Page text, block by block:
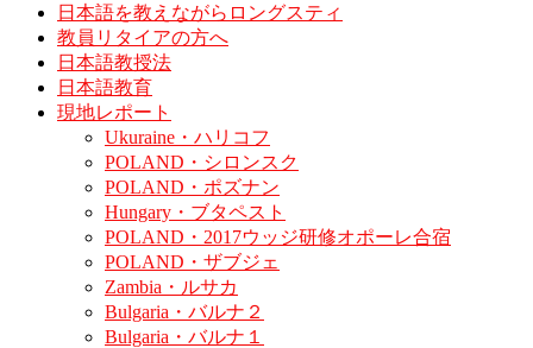
日本語を教えながらロングスティ
教員リタイアの方へ
日本語教授法
日本語教育
現地レポート
Ukuraine・ハリコフ
POLAND・シロンスク
POLAND・ポズナン
Hungary・ブタペスト
POLAND・2017ウッジ研修オポーレ合宿
POLAND・ザブジェ
Zambia・ルサカ
Bulgaria・バルナ２
Bulgaria・バルナ１